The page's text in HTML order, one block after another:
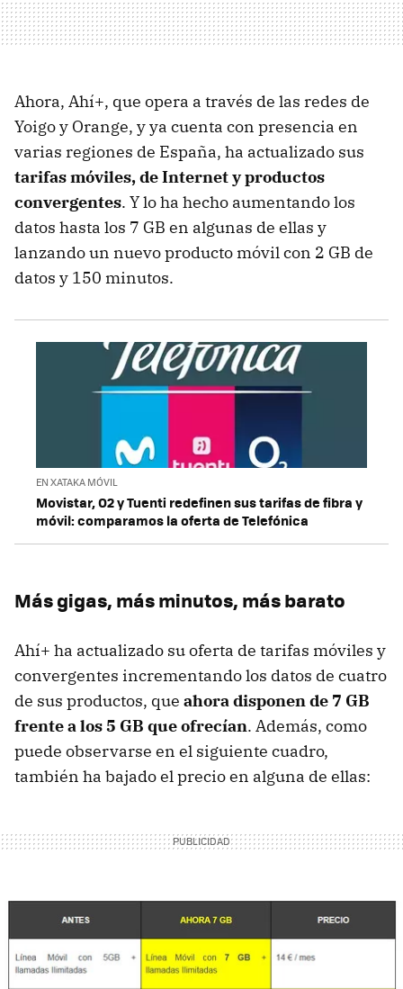
Ahora, Ahí+, que opera a través de las redes de
Yoigo y Orange, y ya cuenta con presencia en
varias regiones de España, ha actualizado sus
tarifas móviles, de Internet y productos
convergentes. Y lo ha hecho aumentando los
datos hasta los 7 GB en algunas de ellas y
lanzando un nuevo producto móvil con 2 GB de
datos y 150 minutos.
EN XATAKA MÓVIL
Movistar, O2 y Tuenti redefinen sus tarifas de fibra y
móvil: comparamos la oferta de Telefónica
Más gigas, más minutos, más barato
Ahí+ ha actualizado su oferta de tarifas móviles y
convergentes incrementando los datos de cuatro
de sus productos, que ahora disponen de 7 GB
frente a los 5 GB que ofrecían. Además, como
puede observarse en el siguiente cuadro,
también ha bajado el precio en alguna de ellas: